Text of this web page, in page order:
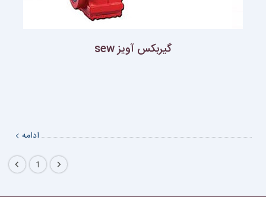
گيربكس آويز sew
ادامه
1